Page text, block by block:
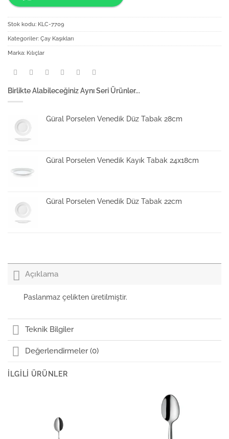
Stok kodu: KLC-7709
Kategoriler: Çay Kaşıkları
Marka: Kılıçlar
Birlikte Alabileceğiniz Aynı Seri Ürünler...
Güral Porselen Venedik Düz Tabak 28cm
Güral Porselen Venedik Kayık Tabak 24x18cm
Güral Porselen Venedik Düz Tabak 22cm
Güral Porselen Venedik Düz Tabak 18cm
Açıklama
Paslanmaz çelikten üretilmiştir.
Teknik Bilgiler
Değerlendirmeler (0)
İLGILI ÜRÜNLER